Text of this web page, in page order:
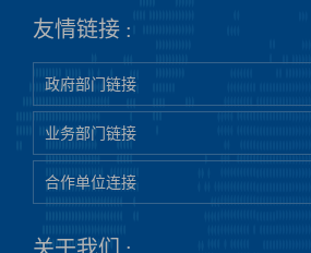
友情链接 :
政府部门链接
业务部门链接
合作单位连接